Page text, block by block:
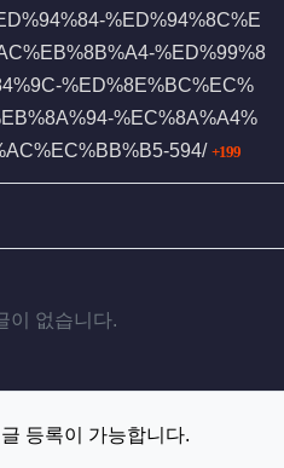
%ED%94%8C%E
%ED%99%8
%ED%8E%BC%EC%
%EC%8A%A4%
594/
199회
이 없습니다.
등록이 가능합니다.